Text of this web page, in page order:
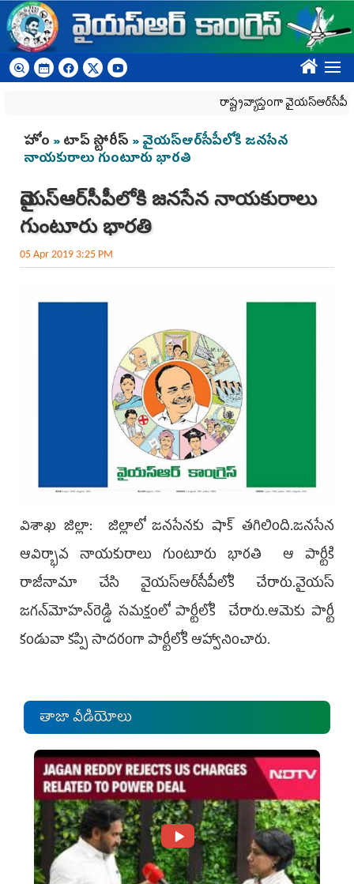
Skip to main content
????
రాష్ట్రవ్యాప్తంగా వైయ‌స్ఆర్‌సీపీ డీఎస్సీ
You are here
హోం »టాప్ స్టోరీస్ » వైయస్‌ఆర్‌సీపీలోకి జనసేన
నాయకురాలు గుంటూరు భారతి
వైయస్‌ఆర్‌సీపీలోకి జనసేన నాయకురాలు
గుంటూరు భారతి
05 Apr 2019 3:25 PM
విశాఖ జిల్లా: జిల్లాలో జనసేనకు షాక్‌ తగిలింది.జనసేన
ఆవిర్భావ నాయకురాలు గుంటూరు భారతి ఆ పార్టీకి
రాజీనామా చేసి వైయస్‌ఆర్‌సీపీలోకి చేరారు.వైయస్‌
జగన్‌మోహన్‌రెడ్డి సమక్షంలో పార్టీలోకి చేరారు.ఆమెకు పార్టీ
కండువా కప్పి సాదరంగా పార్టీలోకి ఆహ్వానించారు.
తాజా వీడియోలు